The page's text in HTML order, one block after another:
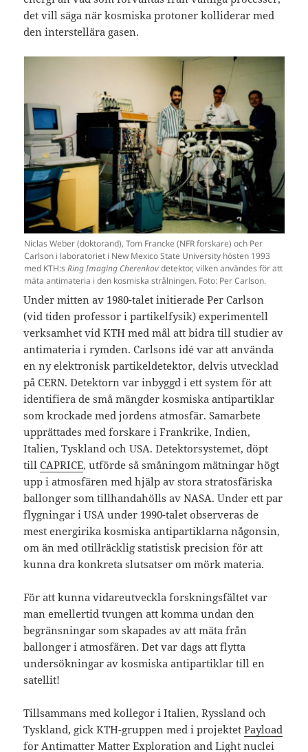
det vill säga när kosmiska protoner kolliderar med
den interstellära gasen.
Niclas Weber (doktorand), Tom Francke (NFR forskare) och Per
Carlson i laboratoriet i New Mexico State University hösten 1993
med KTH:s Ring Imaging Cherenkovdetektor, vilken användes för att
mäta antimateria i den kosmiska strålningen. Foto: Per Carlson.
Under mitten av 1980-talet initierade Per Carlson
(vid tiden professor i partikelfysik) experimentell
verksamhet vid KTH med mål att bidra till studier av
antimateria i rymden. Carlsons idé var att använda
en ny elektronisk partikeldetektor, delvis utvecklad
på CERN. Detektorn var inbyggd i ett system för att
identifiera de små mängder kosmiska antipartiklar
som krockade med jordens atmosfär. Samarbete
upprättades med forskare i Frankrike, Indien,
Italien, Tyskland och USA. Detektorsystemet, döpt
tillCAPRICE, utförde så småningom mätningar högt
upp i atmosfären med hjälp av stora stratosfäriska
ballonger som tillhandahölls av NASA. Under ett par
flygningar i USA under 1990-talet observeras de
mest energirika kosmiska antipartiklarna någonsin,
om än med otillräcklig statistisk precision för att
kunna dra konkreta slutsatser om mörk materia.
För att kunna vidareutveckla forskningsfältet var
man emellertid tvungen att komma undan den
begränsningar som skapades av att mäta från
ballonger i atmosfären. Det var dags att flytta
undersökningar av kosmiska antipartiklar till en
satellit!
Tillsammans med kollegor i Italien, Ryssland och
Tyskland, gick KTH-gruppen med i projektetPayload
for Antimatter Matter Exploration and Light nuclei